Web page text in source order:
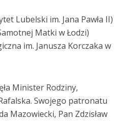
Lubelski im. Jana Pawła II)
Matki w Łodzi)
im. Janusza Korczaka w
Minister Rodziny,
Swojego patronatu
Mazowiecki, Pan Zdzisław